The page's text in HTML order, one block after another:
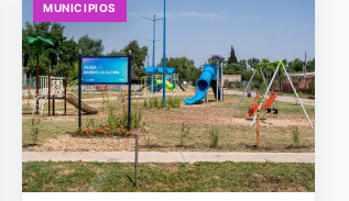
MUNICIPIOS